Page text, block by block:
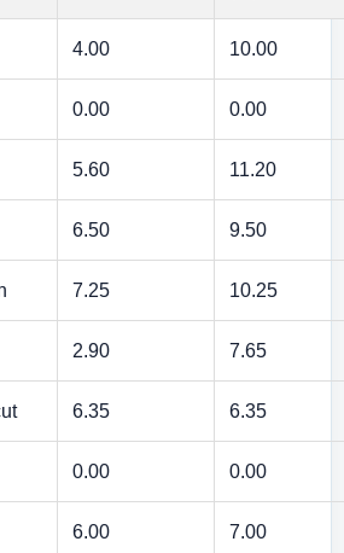
4.00 10.00
0.00 0.00
5.60 11.20
6.50 9.50
7.25 10.25
2.90 7.65
6.35 6.35
0.00 0.00
6.00 7.00